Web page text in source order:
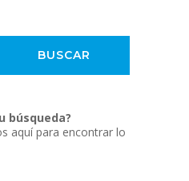
búsqueda?
aquí para encontrar lo